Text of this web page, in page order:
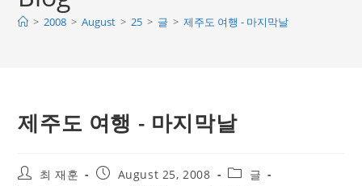
> 2008 > August > 25 > 글 > 제주도 여행 - 마지막날
제주도 여행 - 마지막날
Post최 재훈
PostAugust 25, 2008
Post글